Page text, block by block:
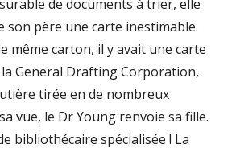
de documents à trier, elle
son père une carte inestimable.
même carton, il y avait une carte
la General Drafting Corporation,
tirée en de nombreux
vue, le Dr Young renvoie sa fille.
bibliothécaire spécialisée ! La